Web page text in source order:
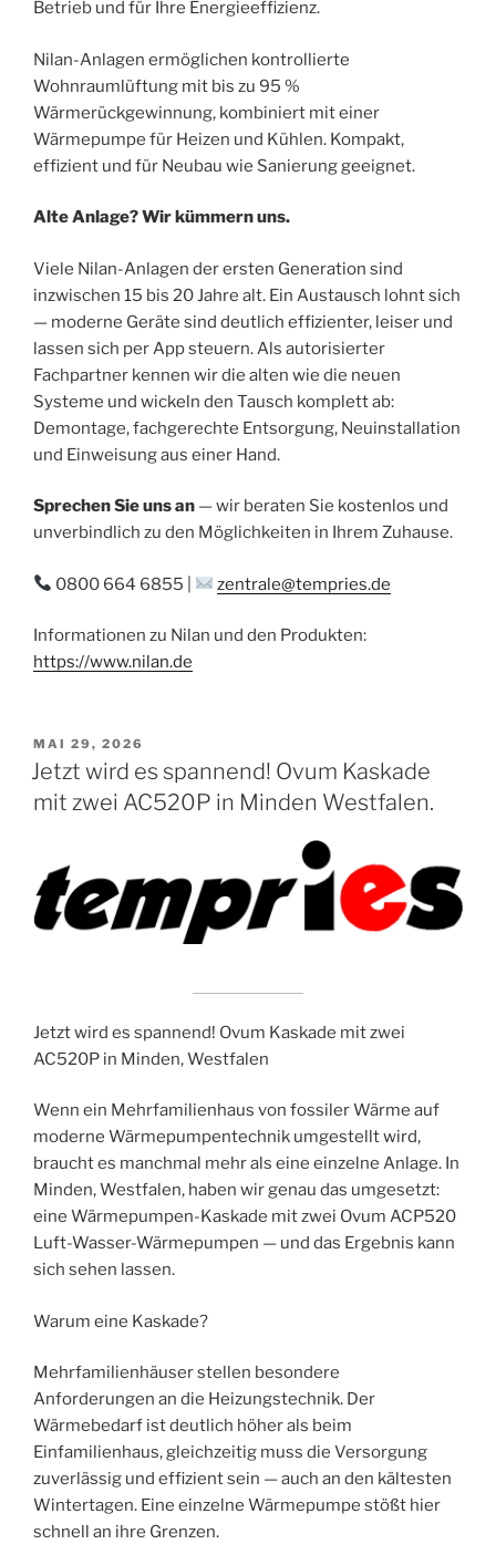
Betrieb und für Ihre Energieeffizienz.
Nilan-Anlagen ermöglichen kontrollierte
Wohnraumlüftung mit bis zu 95 %
Wärmerückgewinnung, kombiniert mit einer
Wärmepumpe für Heizen und Kühlen. Kompakt,
effizient und für Neubau wie Sanierung geeignet.
Alte Anlage? Wir kümmern uns.
Viele Nilan-Anlagen der ersten Generation sind
inzwischen 15 bis 20 Jahre alt. Ein Austausch lohnt sich
— moderne Geräte sind deutlich effizienter, leiser und
lassen sich per App steuern. Als autorisierter
Fachpartner kennen wir die alten wie die neuen
Systeme und wickeln den Tausch komplett ab:
Demontage, fachgerechte Entsorgung, Neuinstallation
und Einweisung aus einer Hand.
Sprechen Sie uns an — wir beraten Sie kostenlos und
unverbindlich zu den Möglichkeiten in Ihrem Zuhause.
0800 664 6855 | zentrale@tempries.de
Informationen zu Nilan und den Produkten:
https://www.nilan.de
VERÖFFENTLICHT
AM
MAI 29, 2026
Jetzt wird es spannend! Ovum Kaskade
mit zwei AC520P in Minden Westfalen.
Jetzt wird es spannend! Ovum Kaskade mit zwei
AC520P in Minden, Westfalen
Wenn ein Mehrfamilienhaus von fossiler Wärme auf
moderne Wärmepumpentechnik umgestellt wird,
braucht es manchmal mehr als eine einzelne Anlage. In
Minden, Westfalen, haben wir genau das umgesetzt:
eine Wärmepumpen-Kaskade mit zwei Ovum ACP520
Luft-Wasser-Wärmepumpen — und das Ergebnis kann
sich sehen lassen.
Warum eine Kaskade?
Mehrfamilienhäuser stellen besondere
Anforderungen an die Heizungstechnik. Der
Wärmebedarf ist deutlich höher als beim
Einfamilienhaus, gleichzeitig muss die Versorgung
zuverlässig und effizient sein — auch an den kältesten
Wintertagen. Eine einzelne Wärmepumpe stößt hier
schnell an ihre Grenzen.